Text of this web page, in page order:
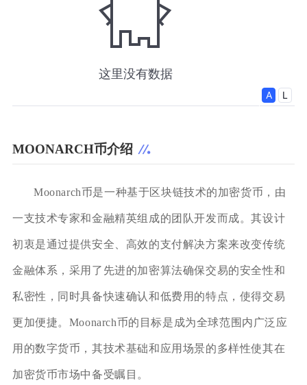
MOONARCH币介绍
Moonarch币是一种基于区块链技术的加密货币，由
一支技术专家和金融精英组成的团队开发而成。其设计
初衷是通过提供安全、高效的支付解决方案来改变传统
金融体系，采用了先进的加密算法确保交易的安全性和
私密性，同时具备快速确认和低费用的特点，使得交易
更加便捷。Moonarch币的目标是成为全球范围内广泛应
用的数字货币，其技术基础和应用场景的多样性使其在
加密货币市场中备受瞩目。